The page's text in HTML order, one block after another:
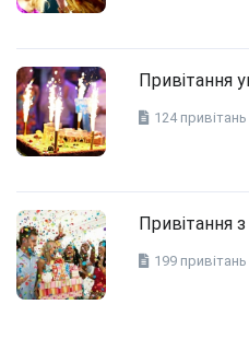
Привітання
124 привітань
Привітання
199 привітань